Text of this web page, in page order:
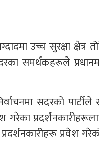
उच्च सुरक्षा
समर्थकहरूले
सदरको
प्रदर्शनकारीहरूलाई
प्रदर्शनकारीहरू